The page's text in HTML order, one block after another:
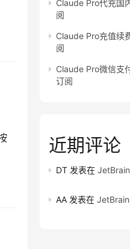
Claude Pro代充国
阅
Claude Pro充值续
阅
Claude Pro微信支
订阅
近期评论
DT 发表在
AA 发表在